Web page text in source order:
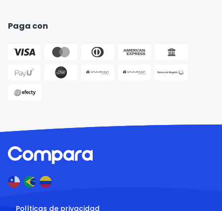
Paga con
Políticas de privacidad